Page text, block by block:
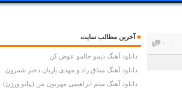
۰
■ آخرین مطالب سایت
دانلود آهنگ دیمو حالمو عوض کن
دانلود آهنگ میثاق راد و مهدی یاریان دختر شمرون
دانلود آهنگ میثم ابراهیمی مهربون من (پیانو ورژن)